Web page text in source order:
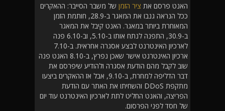
האנט פרסם את ציר הזמן של משבר הסייבר: ההאקרים
ככל הנראה גנבו את המאגר ב-28.9, חותמת הזמן
המאוחרת ביותר במאגר. האנט קיבל את המאגר
ב-30.9, התפנה לנתח אותו ב-5.10, וב-6.10 פנה
לארכיון האינטרנט לבצע אסגרה אחראית. ב-7.10
ארכיון האינטרנט אישר שאכן נפרץ, ב-8.10 האנט פנה
שוב לקבל מהם הודעת אסגרה ולהודיע שיפרסם את
דבר הדליפה למחרת, ב-9.10, אבל אז ההאקרים ביצעו
מתקפת DDoS והשחיתו את האתר עם הודעת
הפריצה, והאנט החליט לתת לארכיון האינטרנט עוד יום
של חסד לפני הפרסום.